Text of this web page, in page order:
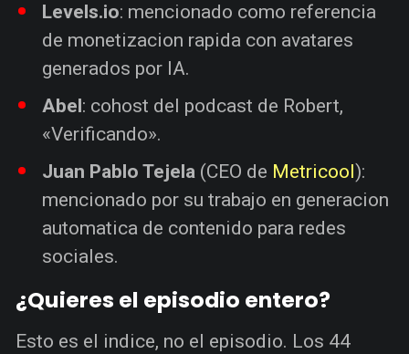
Levels.io: mencionado como referencia
de monetizacion rapida con avatares
generados por IA.
Abel : cohost del podcast de Robert,
«Verificando».
Juan Pablo Tejela (CEO de Metricool ):
mencionado por su trabajo en generacion
automatica de contenido para redes
sociales.
¿Quieres el episodio entero?
Esto es el indice, no el episodio. Los 44